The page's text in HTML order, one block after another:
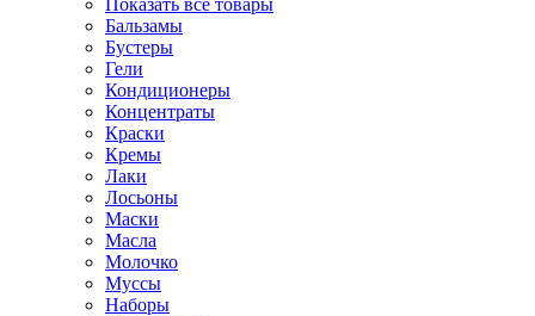
Показать все товары
Бальзамы
Бустеры
Гели
Кондиционеры
Концентраты
Краски
Кремы
Лаки
Лосьоны
Маски
Масла
Молочко
Муссы
Наборы